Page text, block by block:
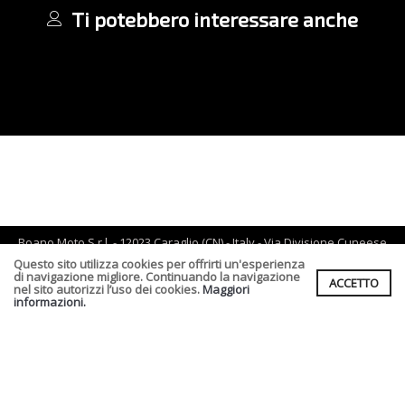
Ti potebbero interessare anche
Boano Moto S.r.l. - 12023 Caraglio (CN) - Italy - Via Divisione Cuneese
19/d - tel: 0171 619061 - Email :
info@boano.com
- P.IVA:IT02252000043
Cf. P.Iva. Registro Imprese di CN n :IT02252000043 Rea n. CN-
164496 Capitale Sociale : € 90.000,00 I.v.
Questo sito utilizza cookies per offrirti un'esperienza
di navigazione migliore. Continuando la navigazione
nel sito autorizzi l’uso dei cookies.Maggiori
informazioni.
ACCETTO